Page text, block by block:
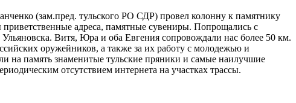
(зам.пред. тульского РО СДР) провел колонну к памятнику
адреса, памятные сувениры. Попрощались с
Витя, Юра и оба Евгения сопровождали нас более 50 км.
оружейников, а также за их работу с молодежью и
на память знаменитые тульские пряники и самые наилучшие
отсутствием интернета на участках трассы.